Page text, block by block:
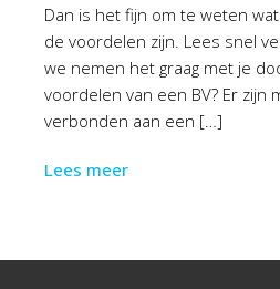
Dan is het fijn om te weten
de voordelen zijn. Lees snel
we nemen het graag met je
voordelen van een BV? Er zijn
verbonden aan een […]
Lees meer